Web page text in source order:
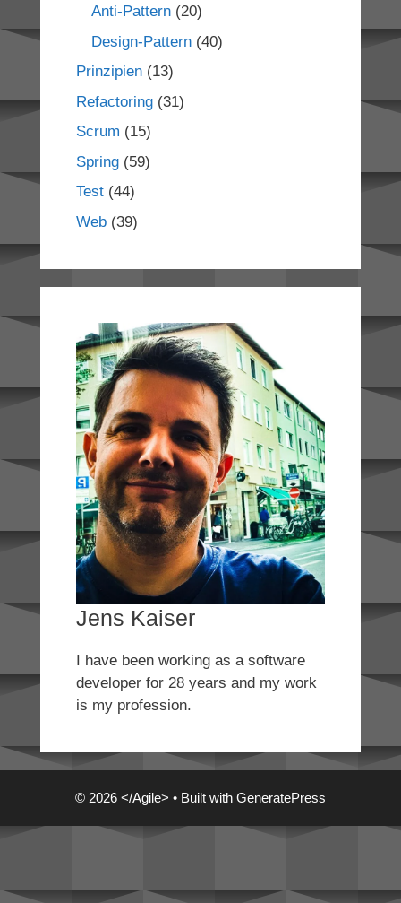
Anti-Pattern(20)
Design-Pattern(40)
Prinzipien(13)
Refactoring(31)
Scrum (15)
Spring(59)
Test(44)
Web(39)
Jens Kaiser
I have been working as a software
developer for 28 years and my work
is my profession.
© 2026 </Agile> • Built with GeneratePress